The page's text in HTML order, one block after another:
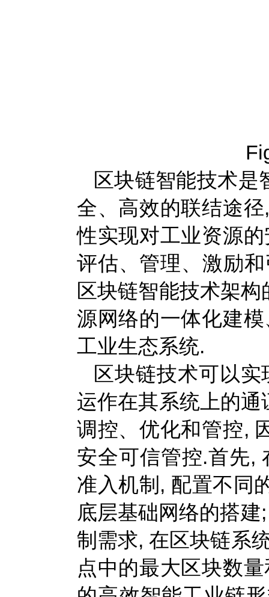
区块链智能技术是
全、高效的联结途
性实现对工业资源
评估、管理、激励
区块链智能技术架
源网络的一体化建
工业生态系统.
区块链技术可以
运作在其系统上的
调控、优化和管控,
安全可信管控.首先,
准入机制, 配置不同
底层基础网络的搭
制需求, 在区块链系
点中的最大区块数